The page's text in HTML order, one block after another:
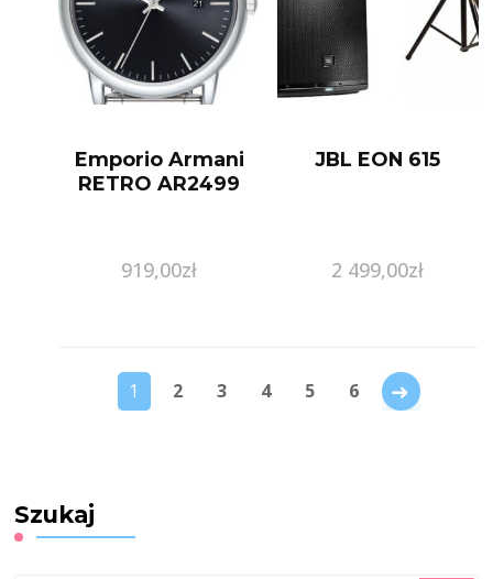
Emporio Armani
RETRO AR2499
919,00zł
JBL EON 615
2 499,00zł
1 2 3 4 5 6
Szukaj